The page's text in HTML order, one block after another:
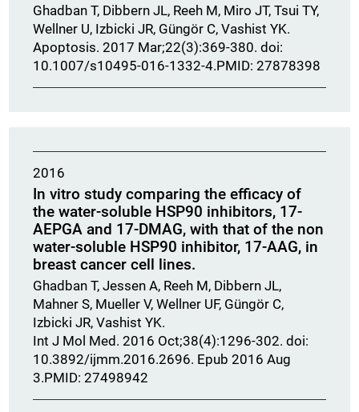
Ghadban T, Dibbern JL, Reeh M, Miro JT, Tsui TY,
Wellner U, Izbicki JR, Güngör C, Vashist YK.
Apoptosis. 2017 Mar;22(3):369-380. doi:
10.1007/s10495-016-1332-4.PMID: 27878398
2016
In vitro study comparing the efficacy of
the water-soluble HSP90 inhibitors, 17-
AEPGA and 17-DMAG, with that of the non
water-soluble HSP90 inhibitor, 17-AAG, in
breast cancer cell lines.
Ghadban T, Jessen A, Reeh M, Dibbern JL,
Mahner S, Mueller V, Wellner UF, Güngör C,
Izbicki JR, Vashist YK.
Int J Mol Med. 2016 Oct;38(4):1296-302. doi:
10.3892/ijmm.2016.2696. Epub 2016 Aug
3.PMID: 27498942